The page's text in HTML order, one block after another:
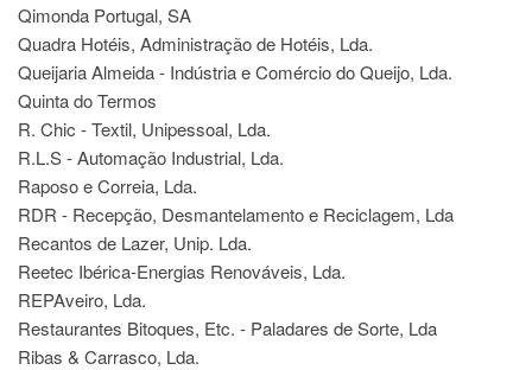
Qimonda Portugal, SA
Quadra Hotéis, Administração de Hotéis, Lda.
Queijaria Almeida - Indústria e Comércio do Queijo, Lda.
Quinta do Termos
R. Chic - Textil, Unipessoal, Lda.
R.L.S - Automação Industrial, Lda.
Raposo e Correia, Lda.
RDR - Recepção, Desmantelamento e Reciclagem, Lda
Recantos de Lazer, Unip. Lda.
Reetec Ibérica-Energias Renováveis, Lda.
REPAveiro, Lda.
Restaurantes Bitoques, Etc. - Paladares de Sorte, Lda
Ribas & Carrasco, Lda.